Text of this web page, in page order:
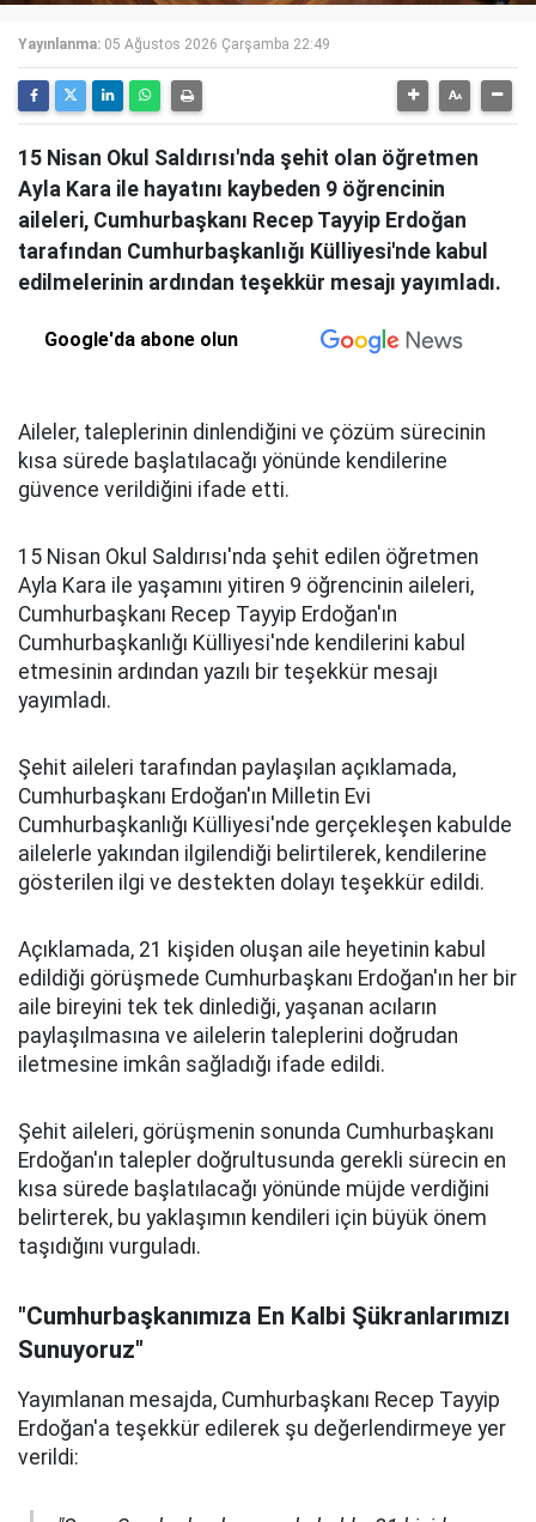
Yayınlanma: 05 Ağustos 2026 Çarşamba 22:49
15 Nisan Okul Saldırısı'nda şehit olan öğretmen
Ayla Kara ile hayatını kaybeden 9 öğrencinin
aileleri, Cumhurbaşkanı Recep Tayyip Erdoğan
tarafından Cumhurbaşkanlığı Külliyesi'nde kabul
edilmelerinin ardından teşekkür mesajı yayımladı.
Google'da abone olun
Aileler, taleplerinin dinlendiğini ve çözüm sürecinin
kısa sürede başlatılacağı yönünde kendilerine
güvence verildiğini ifade etti.
15 Nisan Okul Saldırısı'nda şehit edilen öğretmen
Ayla Kara ile yaşamını yitiren 9 öğrencinin aileleri,
Cumhurbaşkanı Recep Tayyip Erdoğan'ın
Cumhurbaşkanlığı Külliyesi'nde kendilerini kabul
etmesinin ardından yazılı bir teşekkür mesajı
yayımladı.
Şehit aileleri tarafından paylaşılan açıklamada,
Cumhurbaşkanı Erdoğan'ın Milletin Evi
Cumhurbaşkanlığı Külliyesi'nde gerçekleşen kabulde
ailelerle yakından ilgilendiği belirtilerek, kendilerine
gösterilen ilgi ve destekten dolayı teşekkür edildi.
Açıklamada, 21 kişiden oluşan aile heyetinin kabul
edildiği görüşmede Cumhurbaşkanı Erdoğan'ın her bir
aile bireyini tek tek dinlediği, yaşanan acıların
paylaşılmasına ve ailelerin taleplerini doğrudan
iletmesine imkân sağladığı ifade edildi.
Şehit aileleri, görüşmenin sonunda Cumhurbaşkanı
Erdoğan'ın talepler doğrultusunda gerekli sürecin en
kısa sürede başlatılacağı yönünde müjde verdiğini
belirterek, bu yaklaşımın kendileri için büyük önem
taşıdığını vurguladı.
"Cumhurbaşkanımıza En Kalbi Şükranlarımızı
Sunuyoruz"
Yayımlanan mesajda, Cumhurbaşkanı Recep Tayyip
Erdoğan'a teşekkür edilerek şu değerlendirmeye yer
verildi: